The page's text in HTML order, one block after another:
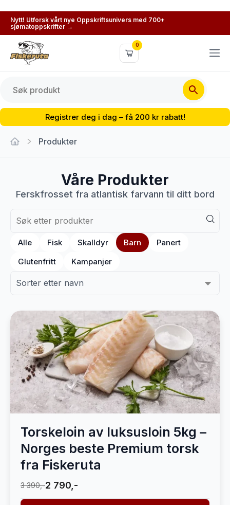
Nytt! Utforsk vårt nye Oppskriftsunivers med 700+
sjømatoppskrifter →
0
Registrer deg i dag – få 200 kr rabatt!
Produkter
Våre Produkter
Ferskfrosset fra atlantisk farvann til ditt bord
Alle Fisk Skalldyr Barn
Panert
Glutenfritt
Kampanjer
Torskeloin av luksusloin 5kg –
Norges beste Premium torsk
fra Fiskeruta
3 390,-2 790,-